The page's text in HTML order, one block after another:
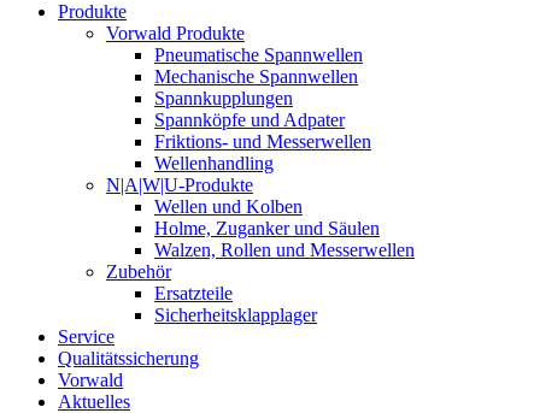
Produkte
Vorwald Produkte
Pneumatische Spannwellen
Mechanische Spannwellen
Spannkupplungen
Spannköpfe und Adpater
Friktions- und Messerwellen
Wellenhandling
N|A|W|U-Produkte
Wellen und Kolben
Holme, Zuganker und Säulen
Walzen, Rollen und Messerwellen
Zubehör
Ersatzteile
Sicherheitsklapplager
Service
Qualitätssicherung
Vorwald
Aktuelles